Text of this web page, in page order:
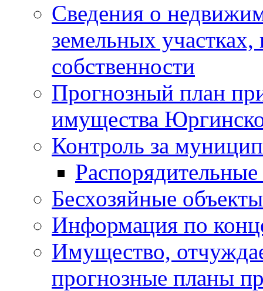
Сведения о
земельных
собственности
Прогнозный план
имущества
Контроль за
Бесхозяйные объекты
Информация по
Имущество,
прогнозные планы